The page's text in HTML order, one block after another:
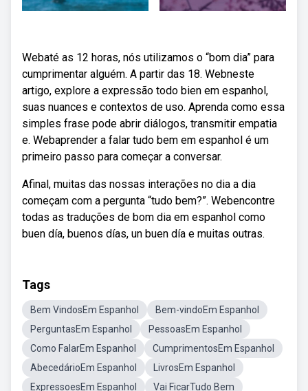
Webaté as 12 horas, nós utilizamos o “bom dia” para
cumprimentar alguém. A partir das 18. Webneste
artigo, explore a expressão todo bien em espanhol,
suas nuances e contextos de uso. Aprenda como essa
simples frase pode abrir diálogos, transmitir empatia
e. Webaprender a falar tudo bem em espanhol é um
primeiro passo para começar a conversar.
Afinal, muitas das nossas interações no dia a dia
começam com a pergunta “tudo bem?”. Webencontre
todas as traduções de bom dia em espanhol como
buen día, buenos días, un buen día e muitas outras.
Tags
Bem VindosEm Espanhol
Bem-vindoEm Espanhol
PerguntasEm Espanhol
PessoasEm Espanhol
Como FalarEm Espanhol
CumprimentosEm Espanhol
AbecedárioEm Espanhol
LivrosEm Espanhol
ExpressoesEm Espanhol
Vai FicarTudo Bem